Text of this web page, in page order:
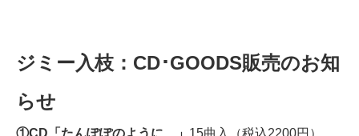
ジミー入枝：CD･GOODS販売のお知
らせ
①CD「たんぽぽのように…」 15曲入（税込2200円）